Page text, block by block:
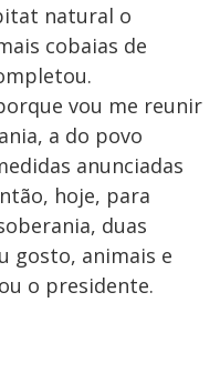
natural o
cobaias de
vou me reunir
a do povo
anunciadas
hoje, para
duas
gosto, animais e
o presidente.